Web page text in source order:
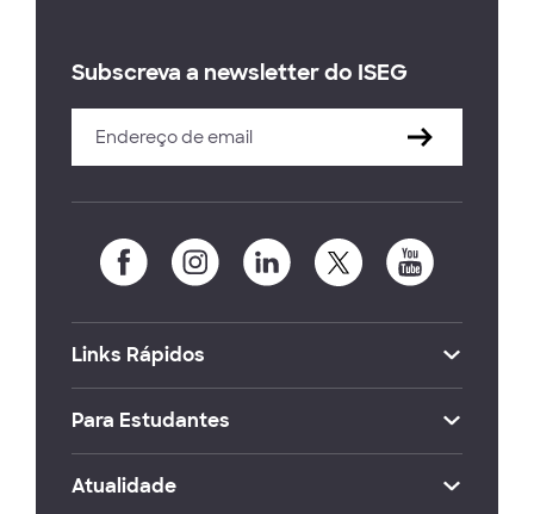
Subscreva a newsletter do ISEG
Links Rápidos
Para Estudantes
Atualidade